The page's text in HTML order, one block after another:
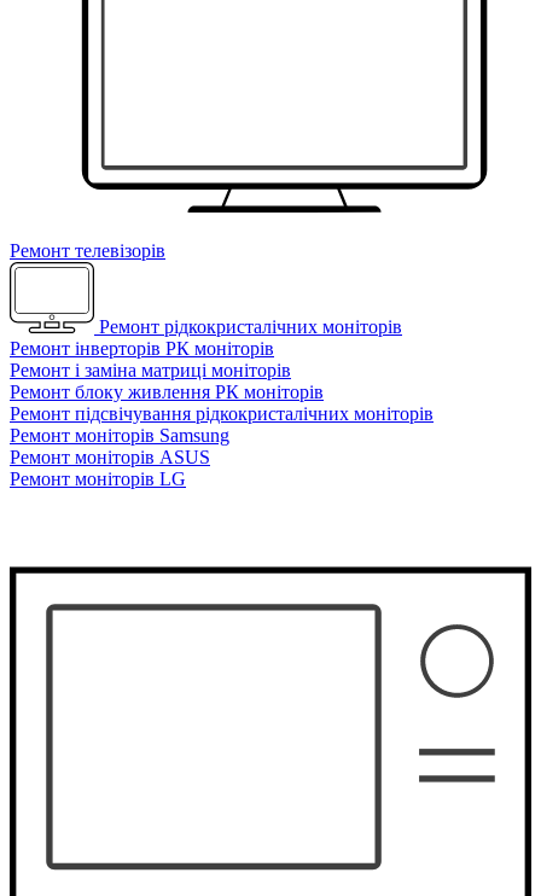
Ремонт телевізорів
Ремонт рідкокристалічних моніторів
Ремонт інверторів РК моніторів
Ремонт і заміна матриці моніторів
Ремонт блоку живлення РК моніторів
Ремонт підсвічування рідкокристалічних моніторів
Ремонт моніторів Samsung
Ремонт моніторів ASUS
Ремонт моніторів LG